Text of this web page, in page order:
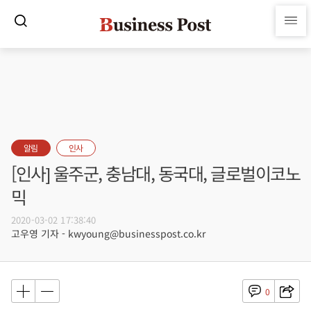
알림 인사
[인사] 울주군, 충남대, 동국대, 글로벌이코노
믹
2020-03-02 17:38:40
고우영 기자 - kwyoung@businesspost.co.kr
0